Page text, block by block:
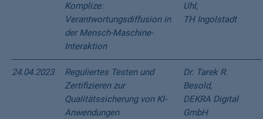
Komplize:
Verantwortungsdiffusion in
der Mensch-Maschine-
Interaktion
Uhl,
TH Ingolstadt
24.04.2023
Reguliertes Testen und
Zertifizieren zur
Qualitätssicherung von KI-
Anwendungen
Dr. Tarek R.
Besold,
DEKRA Digital
GmbH